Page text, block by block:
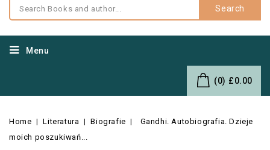
Search
Menu
(0) £0.00
Home Literatura Biografie
Gandhi. Autobiografia. Dzieje
moich poszukiwań...